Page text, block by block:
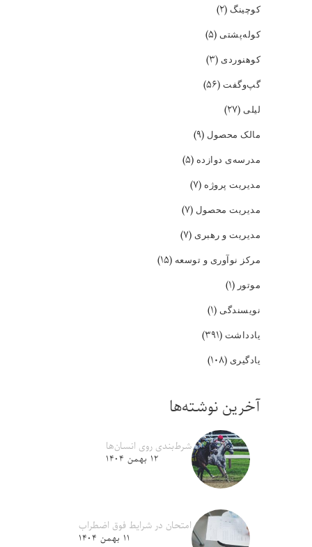
کوچینگ (۲)
کوله‌پشتی (۵)
کوهنوردی (۳)
گپ‌و‌گفت (۵۶)
لیلی (۲۷)
مالک محصول (۹)
مدرسه‌ی دوازده (۵)
مدیریت پروژه (۷)
مدیریت محصول (۷)
مدیریت و رهبری (۷)
مرکز نوآوری و توسعه (۱۵)
موتور (۱)
نویسندگی (۱)
یادداشت (۳۹۱)
یادگیری (۱۰۸)
آخرین نوشته‌ها
شرط‌بندی روی انسان‌ها
۱۲ بهمن ۱۴۰۴
امتحان در شرایط فوق اضطراب
۱۱ بهمن ۱۴۰۴